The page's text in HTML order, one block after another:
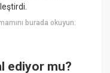
burada okuyun:
ediyor mu?